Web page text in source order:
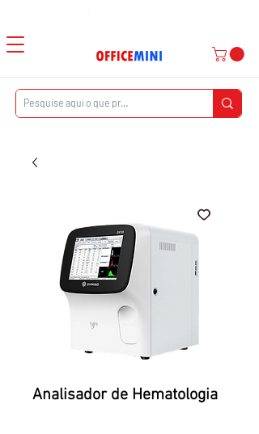
Analisador de Hematologia